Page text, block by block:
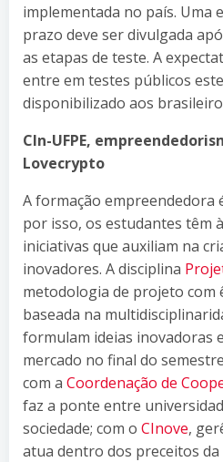
implementada no país. Uma
prazo deve ser divulgada
as etapas de teste. A
entre em testes públicos
disponibilizado aos
CIn-UFPE,
Lovecrypto
A formação empreendedora
por isso, os estudantes têm
iniciativas que auxiliam na
inovadores. A disciplina
metodologia de projeto com
baseada na
formulam ideias inovadoras
mercado no final do
com a Coordenação de
faz a ponte entre
sociedade; com o CInove,
atua dentro dos preceitos da